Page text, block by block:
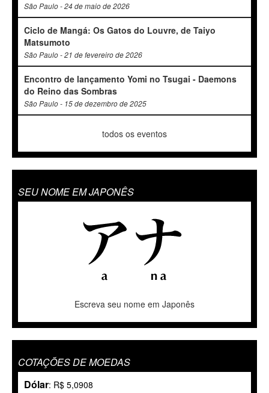
São Paulo - 24 de maio de 2026
Ciclo de Mangá: Os Gatos do Louvre, de Taiyo
Matsumoto
São Paulo - 21 de fevereiro de 2026
Encontro de lançamento Yomi no Tsugai - Daemons
do Reino das Sombras
São Paulo - 15 de dezembro de 2025
todos os eventos
SEU NOME EM JAPONÊS
Escreva seu nome em Japonês
COTAÇÕES DE MOEDAS
Dólar: R$ 5,0908